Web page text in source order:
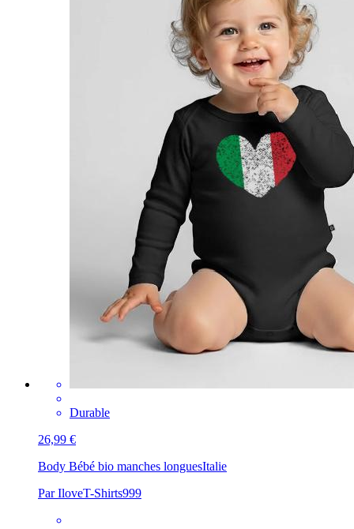
Durable
26,99 €
Body Bébé bio manches longuesItalie
Par IloveT-Shirts999